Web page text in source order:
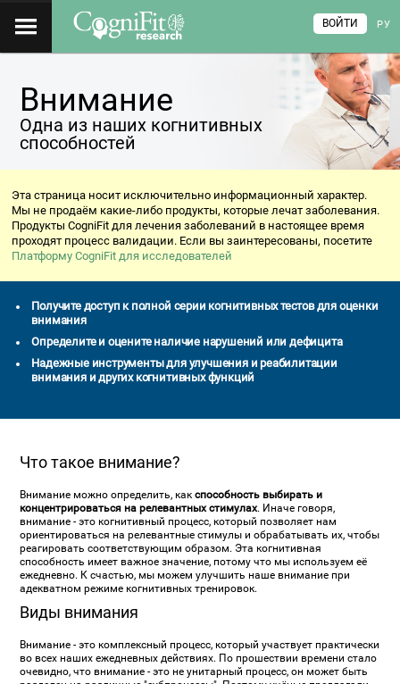
РУ
ВОЙТИ
Внимание
Одна из наших когнитивных
способностей
Эта страница носит исключительно информационный характер.
Мы не продаём какие-либо продукты, которые лечат заболевания.
Продукты CogniFit для лечения заболеваний в настоящее время
проходят процесс валидации. Если вы заинтересованы, посетите
Платформу CogniFit для исследователей
Получите доступ к полной серии когнитивных тестов для оценки
внимания
Определите и оцените наличие нарушений или дефицита
Надежные инструменты для улучшения и реабилитации
внимания и других когнитивных функций
Что такое внимание?
Внимание можно определить, какспособность выбирать и
концентрироваться на релевантных стимулах. Иначе говоря,
внимание - это когнитивный процесс, который позволяет нам
ориентироваться на релевантные стимулы и обрабатывать их, чтобы
реагировать соответствующим образом. Эта когнитивная
способность имеет важное значение, потому что мы используем её
ежедневно. К счастью, мы можем улучшить наше внимание при
адекватном режиме когнитивных тренировок.
Виды внимания
Внимание - это комплексный процесс, который участвует практически
во всех наших ежедневных действиях. По прошествии времени стало
очевидно, что внимание - это не унитарный процесс, он может быть